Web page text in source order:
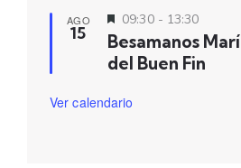
AGO
15
D
s
t
a
09:30- 13:30
Besamanos
del Buen Fin
Ver calendario